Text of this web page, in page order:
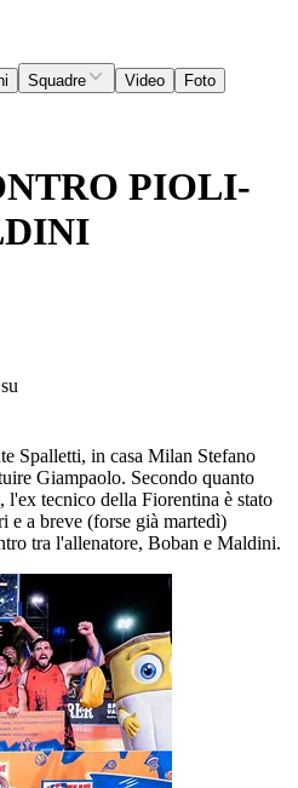
Squadre Video Foto
PIOLI-
Spalletti, in casa Milan Stefano
Giampaolo. Secondo quanto
tecnico della Fiorentina è stato
e a breve (forse già martedì)
tra l'allenatore, Boban e Maldini.